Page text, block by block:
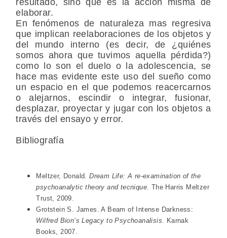
elaborar.
En fenómenos de naturaleza mas regresiva
que implican reelaboraciones de los objetos y
del mundo interno (es decir, de ¿quiénes
somos ahora que tuvimos aquella pérdida?)
como lo son el duelo o la adolescencia, se
hace mas evidente este uso del sueño como
un espacio en el que podemos reacercarnos
o alejarnos, escindir o integrar, fusionar,
desplazar, proyectar y jugar con los objetos a
través del ensayo y error.
Bibliografía
Meltzer, Donald.Dream Life: A re-examination of the
psychoanalytic theory and tecnique. The Harris Meltzer
Trust, 2009.
Grotstein S. James. A Beam of Intense Darkness:
Wilfred Bion’s Legacy to Psychoanalisis . Karnak
Books, 2007.